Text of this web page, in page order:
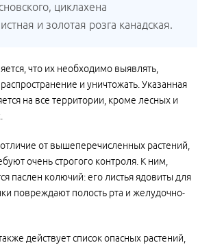
циклахена
и золотая розга канадская.
что их необходимо выявлять,
и уничтожать. Указанная
на все территории, кроме лесных и
отличие от вышеперечисленных растений,
очень строгого контроля. К ним,
паслен колючий: его листья ядовиты для
повреждают полость рта и желудочно-
действует список опасных растений,